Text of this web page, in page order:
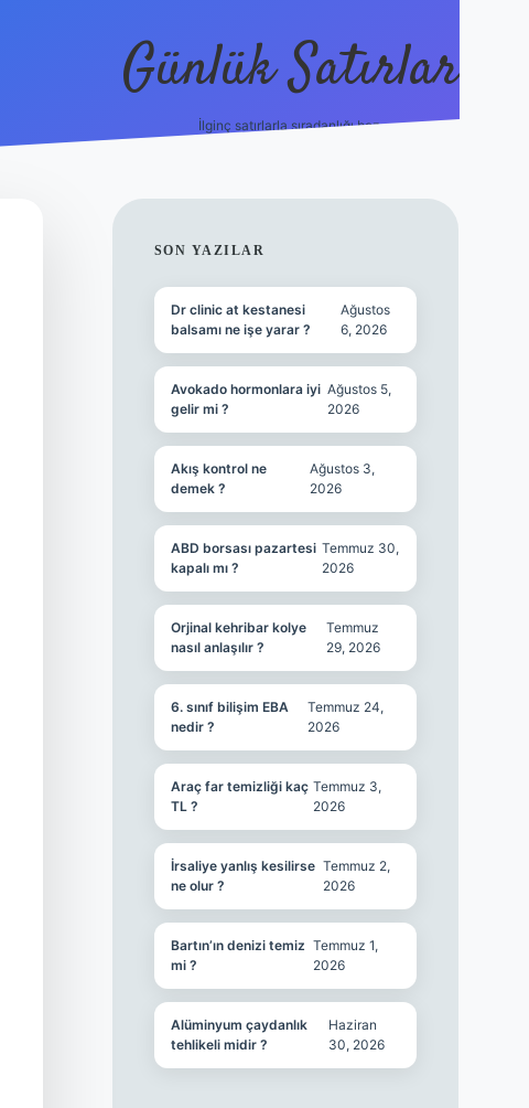
Günlük Satırlar
İlginç satırlarla sıradanlığı boz.
SIDEBAR
SON YAZILAR
Dr clinic at kestanesi
balsamı ne işe yarar ?
Ağustos
6, 2026
Avokado hormonlara iyi
gelir mi ?
Ağustos 5,
2026
Akış kontrol ne
demek ?
Ağustos 3,
2026
ABD borsası pazartesi
kapalı mı ?
Temmuz 30,
2026
Orjinal kehribar kolye
nasıl anlaşılır ?
Temmuz
29, 2026
6. sınıf bilişim EBA
nedir ?
Temmuz 24,
2026
Araç far temizliği kaç
TL ?
Temmuz 3,
2026
İrsaliye yanlış kesilirse
ne olur ?
Temmuz 2,
2026
Bartın’ın denizi temiz
mi ?
Temmuz 1,
2026
Alüminyum çaydanlık
tehlikeli midir ?
Haziran
30, 2026
betci giriş